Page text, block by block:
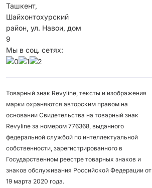
Ташкент,
Шайхонтохурский
район, ул. Навои, дом
9
Мы в соц. сетях:
Товарный знак Revyline, тексты и изображения
марки охраняются авторским правом на
основании Свидетельства на товарный знак
Revyline за номером 776368, выданного
федеральной службой по интеллектуальной
собственности, зарегистрированного в
Государственном реестре товарных знаков и
знаков обслуживания Российской Федерации от
19 марта 2020 года.